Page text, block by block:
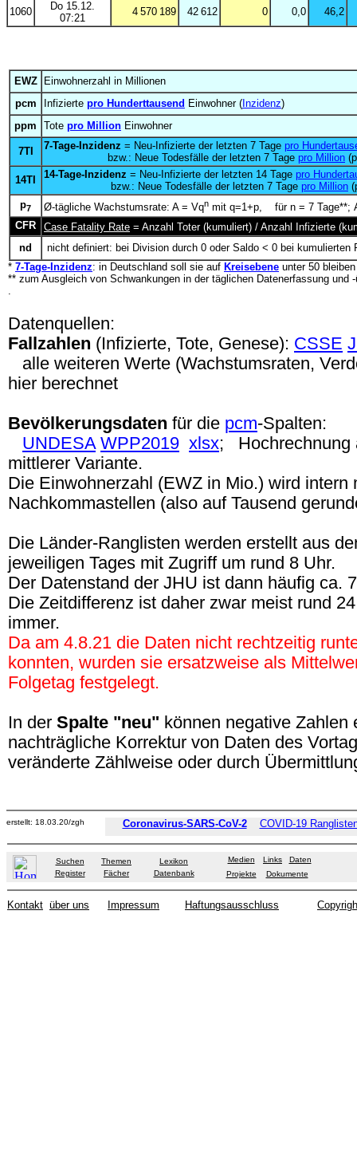
1060
Do 15.12.
07:21
4 570 189 42 612 0 0,0 46,2
EWZ
Einwohnerzahl in Millionen
pcm
Infizierte pro Hunderttausend Einwohner ( Inzidenz)
ppm
Tote pro Million Einwohner
7TI 7-Tage-Inzidenz = Neu-Infizierte der letzten 7 Tage pro
bzw.: Neue Todesfälle der letzten 7 Tage pro Million
14TI
14-Tage-Inzidenz = Neu-Infizierte der letzten 14 Tage pro
bzw.: Neue Todesfälle der letzten 7 Tage pro Million
p7 Ø-tägliche Wachstumsrate: A = Vqn mit q=1+p, für n = 7 Tage**;
CFR
Case Fatality Rate = Anzahl Toter (kumuliert) / Anzahl Infizierte
nd
nicht definiert: bei Division durch 0 oder Saldo < 0 bei kumulierten
* 7-Tage-Inzidenz: in Deutschland soll sie auf Kreisebene unter 50
** zum Ausgleich von Schwankungen in der täglichen Datenerfassung und
.
Datenquellen:
Fallzahlen (Infizierte, Tote, Genese): CSSE
alle weiteren Werte (Wachstumsraten,
hier berechnet
Bevölkerungsdaten für die pcm-Spalten:
UNDESA WPP2019 xlsx; Hochrechnung
mittlerer Variante.
Die Einwohnerzahl (EWZ in Mio.) wird intern
Nachkommastellen (also auf Tausend
Die Länder-Ranglisten werden erstellt aus
jeweiligen Tages mit Zugriff um rund 8 Uhr.
Der Datenstand der JHU ist dann häufig ca.
Die Zeitdifferenz ist daher zwar meist rund
immer.
Da am 4.8.21 die Daten nicht rechtzeitig
konnten, wurden sie ersatzweise als
Folgetag festgelegt.
In der Spalte "neu" können negative Zahlen
nachträgliche Korrektur von Daten des
veränderte Zählweise oder durch
erstellt: 18.03.20/zgh Coronavirus-SARS-CoV-2 COVID-19
Suchen Themen
Lexikon
Register
Fächer Datenbank
Medien Links
Daten
Projekte
Dokumente
Kontakt über uns Impressum Haftungsausschluss